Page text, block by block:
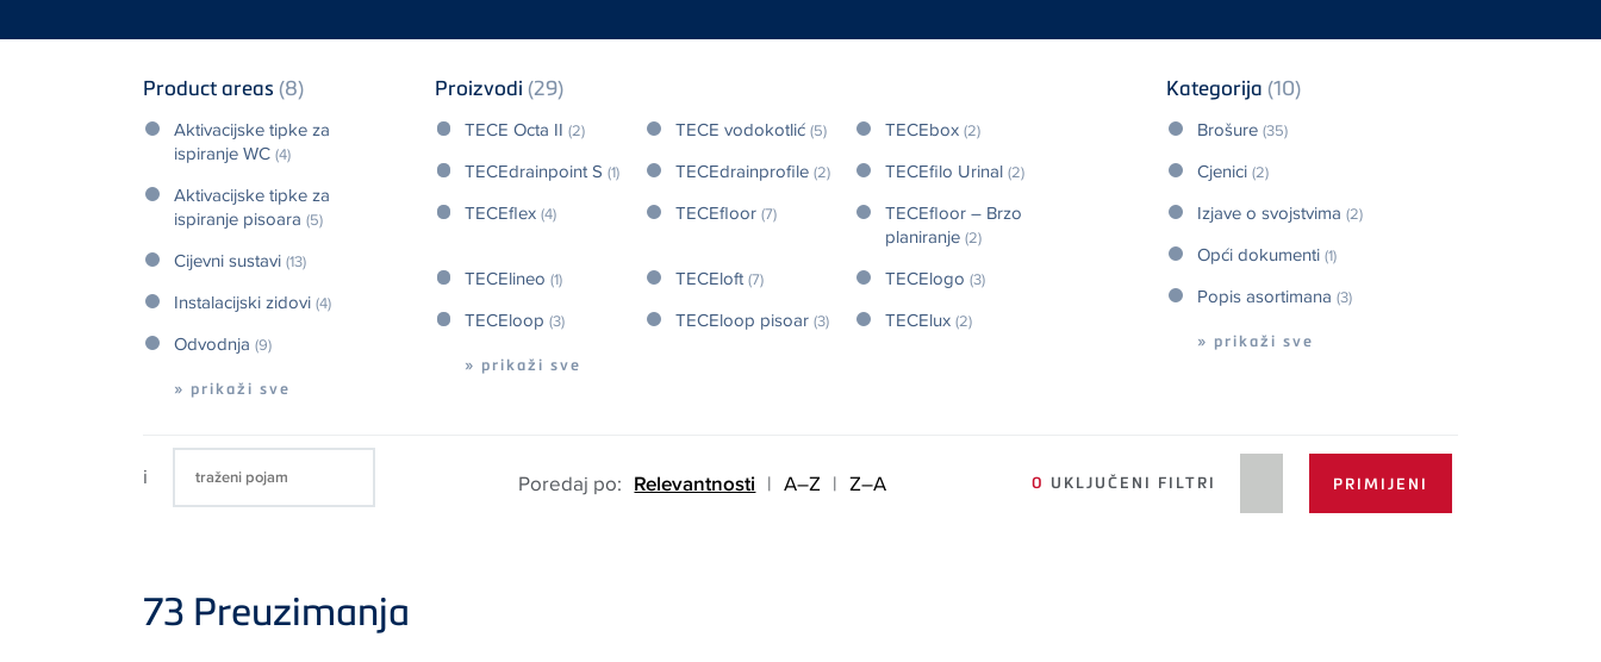
Product areas (8)
Aktivacijske tipke za
ispiranje WC (4)
Aktivacijske tipke za
ispiranje pisoara (5)
Cijevni sustavi (13)
Instalacijski zidovi (4)
Odvodnja (9)
» prikaži sve
Proizvodi (29)
TECE Octa II(2) TECE vodokotlić (5) TECEbox (2)
TECEdrainpoint S(1) TECEdrainprofile (2) TECEfilo Urinal (2)
TECEflex(4) TECEfloor (7)
TECEfloor – Brzo
planiranje (2)
TECElineo(1) TECEloft(7) TECElogo (3)
TECEloop(3) TECEloop pisoar (3) TECElux (2)
» prikaži sve
Kategorija (10)
Brošure (35)
Cjenici (2)
Izjave o svojstvima (2)
Opći dokumenti (1)
Popis asortimana (3)
» prikaži sve
i Poredaj po: Relevantnosti | A–Z | Z–A 0 UKLJUČENI FILTRI
73 Preuzimanja